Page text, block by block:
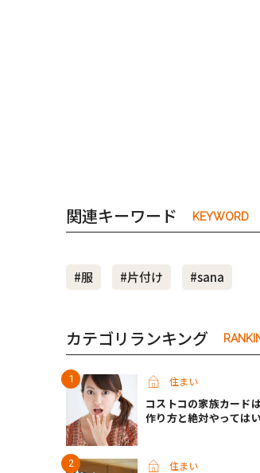
関連キーワード KEYWORD
#服 #片付け #sana
カテゴリランキング
住まい
コストコの家族カード
作り方と絶対やっては
住まい